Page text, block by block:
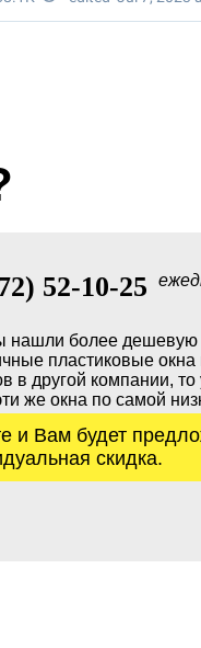
52-10-25
нашли более дешевую
пластиковые окна
в другой компании,
же окна по самой
и Вам будет
скидка.